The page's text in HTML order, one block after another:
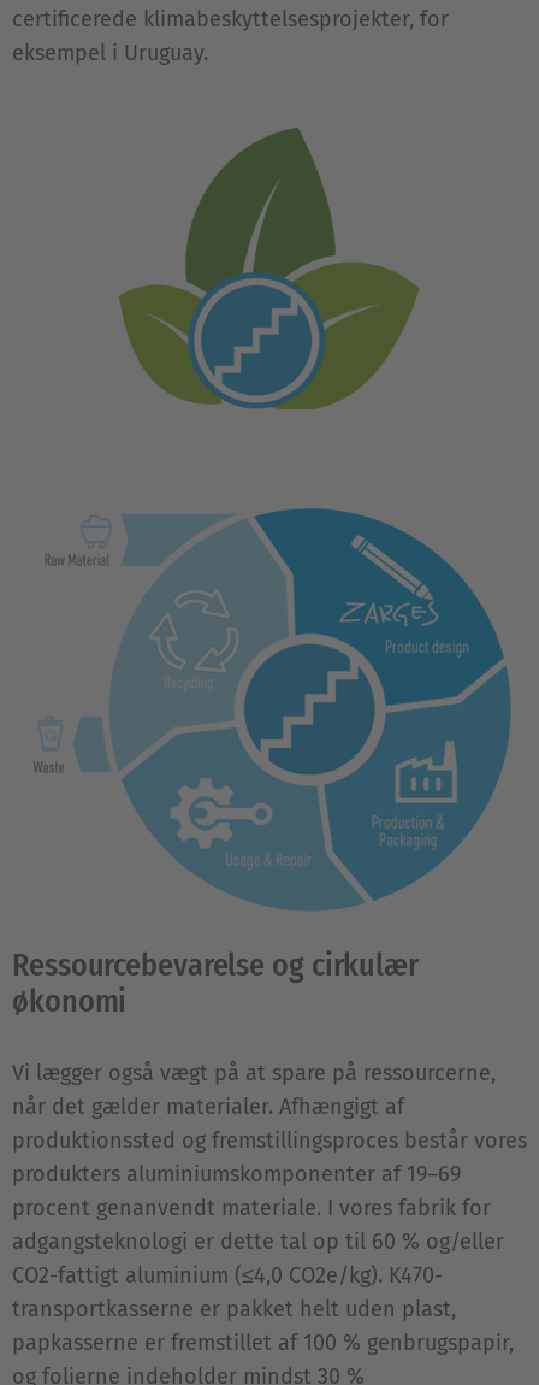
certificerede klimabeskyttelsesprojekter, for
eksempel i Uruguay.
Ressourcebevarelse og cirkulær
økonomi
Vi lægger også vægt på at spare på ressourcerne,
når det gælder materialer. Afhængigt af
produktionssted og fremstillingsproces består vores
produkters aluminiumskomponenter af 19–69
procent genanvendt materiale. I vores fabrik for
adgangsteknologi er dette tal op til 60 % og/eller
CO2-fattigt aluminium (≤4,0 CO2e/kg). K470-
transportkasserne er pakket helt uden plast,
papkasserne er fremstillet af 100 % genbrugspapir,
og folierne indeholder mindst 30 %